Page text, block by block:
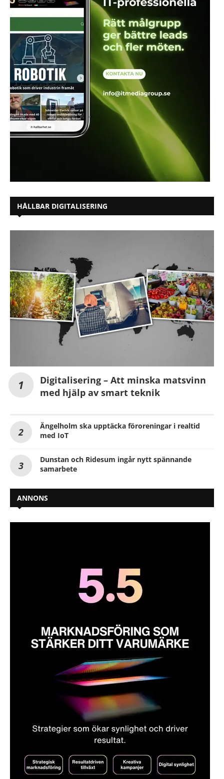
HÅLLBAR DIGITALISERING
Digitalisering – Att minska matsvinn
med hjälp av smart teknik
Ängelholm ska upptäcka föroreningar i realtid
med IoT
Dunstan och Ridesum ingår nytt spännande
samarbete
ANNONS